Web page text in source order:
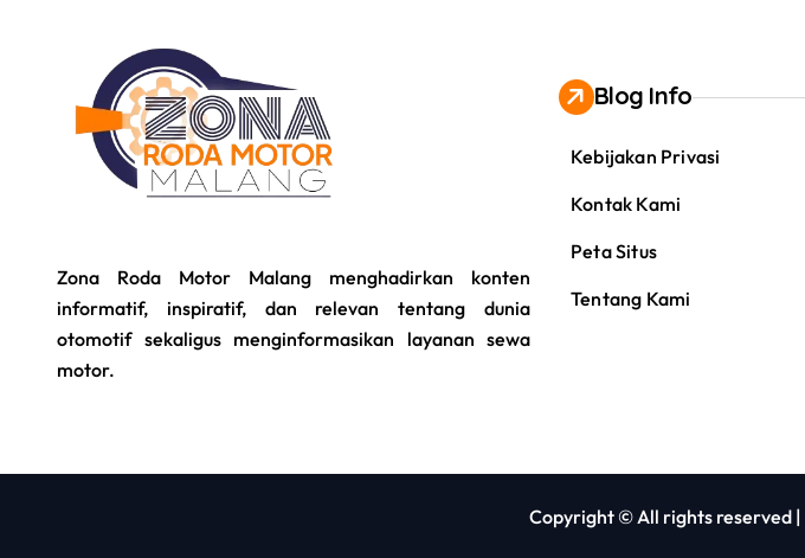
Zona Roda Motor Malang menghadirkan konten
informatif, inspiratif, dan relevan tentang dunia
otomotif sekaligus menginformasikan layanan sewa
motor.
Blog Info
Kebijakan Privasi
Kontak Kami
Peta Situs
Tentang Kami
Copyright © All rights reserved |